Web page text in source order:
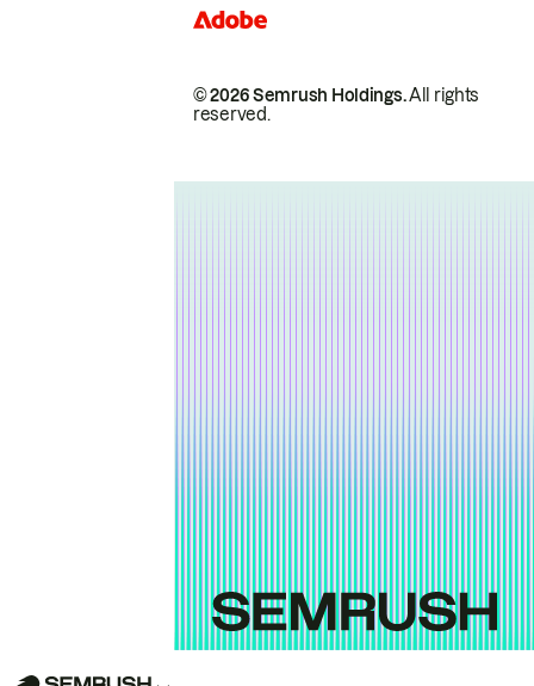
© 2026 Semrush Holdings.All rights
reserved.